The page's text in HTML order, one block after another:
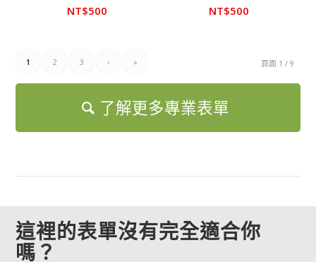
NT$500 NT$500
頁面 1 / 9
1 2 3 › »
了解更多專業表單
這裡的表單沒有完全適合你
嗎？